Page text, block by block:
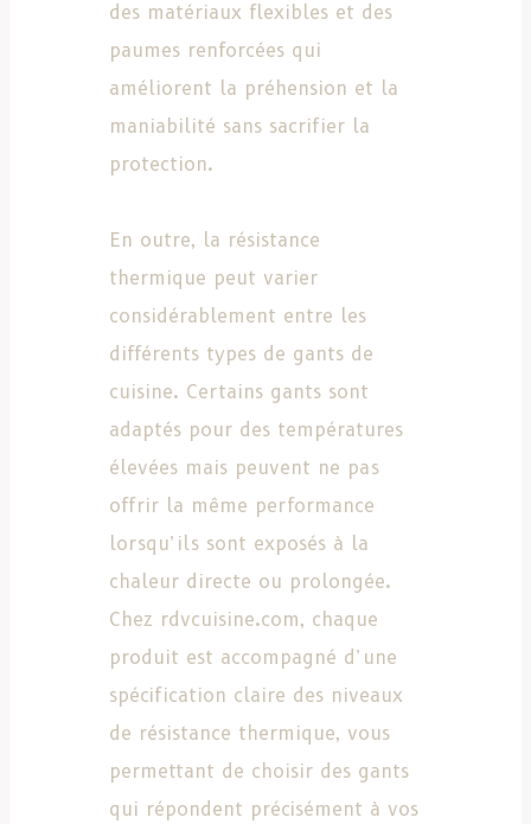
des matériaux flexibles et des
paumes renforcées qui
améliorent la préhension et la
maniabilité sans sacrifier la
protection.
En outre, la résistance
thermique peut varier
considérablement entre les
différents types de gants de
cuisine. Certains gants sont
adaptés pour des températures
élevées mais peuvent ne pas
offrir la même performance
lorsqu’ils sont exposés à la
chaleur directe ou prolongée.
Chez rdvcuisine.com, chaque
produit est accompagné d’une
spécification claire des niveaux
de résistance thermique, vous
permettant de choisir des gants
qui répondent précisément à vos